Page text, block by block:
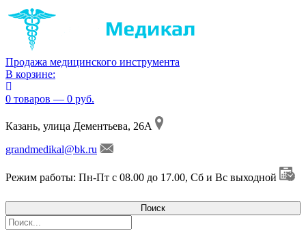
Продажа медицинского инструмента
В корзине:
0 товаров — 0 руб.
Казань, улица Дементьева, 26А
grandmedikal@bk.ru
Режим работы: Пн-Пт с 08.00 до 17.00, Сб и Вс выходной